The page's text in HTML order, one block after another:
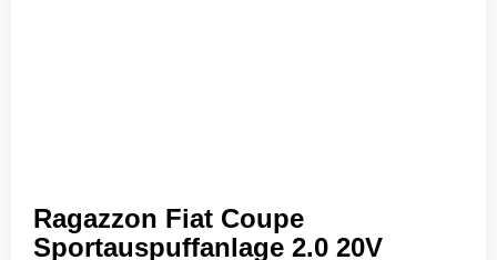
Ragazzon Fiat Coupe
Sportauspuffanlage 2.0 20V